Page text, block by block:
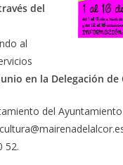
del
al
en la Delegación
del
52.